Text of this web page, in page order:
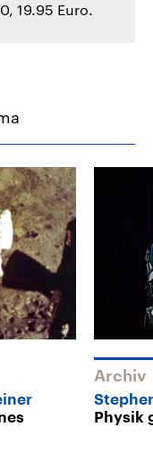
19.95 Euro.
Archiv
Physik